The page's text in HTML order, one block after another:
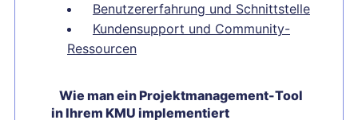
Benutzererfahrung und Schnittstelle
Kundensupport und Community-
Ressourcen
Wie man ein Projektmanagement-Tool
in Ihrem KMU implementiert